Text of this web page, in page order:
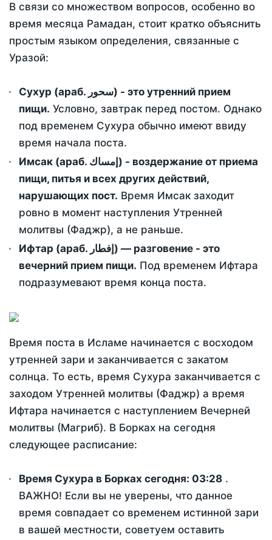
В связи со множеством вопросов, особенно во
время месяца Рамадан, стоит кратко объяснить
простым языком определения, связанные с
Уразой:
Сухур (араб. سحور) - это утренний прием
пищи. Условно, завтрак перед постом. Однако
под временем Сухура обычно имеют ввиду
время начала поста.
Имсак (араб. إمساك) - воздержание от приема
пищи, питья и всех других действий,
нарушающих пост. Время Имсак заходит
ровно в момент наступления Утренней
молитвы (Фаджр), а не раньше.
Ифтар (араб. إفطار) — разговение - это
вечерний прием пищи. Под временем Ифтара
подразумевают время конца поста.
Время поста в Исламе начинается с восходом
утренней зари и заканчивается с закатом
солнца. То есть, время Сухура заканчивается с
заходом Утренней молитвы (Фаджр) а время
Ифтара начинается с наступлением Вечерней
молитвы (Магриб). В Борках на сегодня
следующее расписание:
Время Сухура в Борках сегодня: 03:28 .
ВАЖНО! Если вы не уверены, что данное
время совпадает со временем истинной зари
в вашей местности, советуем оставить